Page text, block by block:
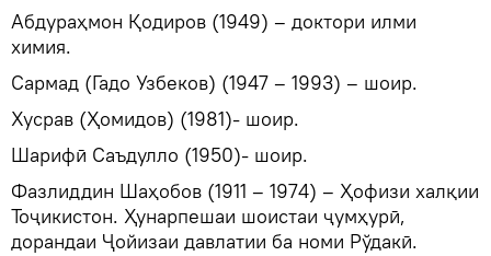
Абдураҳмон Қодиров (1949) – доктори илми
химия.
Сармад (Гадо Узбеков) (1947 – 1993) – шоир.
Хусрав (Ҳомидов) (1981)- шоир.
Шарифӣ Саъдулло (1950)- шоир.
Фазлиддин Шаҳобов (1911 – 1974) – Ҳофизи халқии
Тоҷикистон. Ҳунарпешаи шоистаи ҷумҳурӣ,
дорандаи Ҷойизаи давлатии ба номи Рўдакӣ.